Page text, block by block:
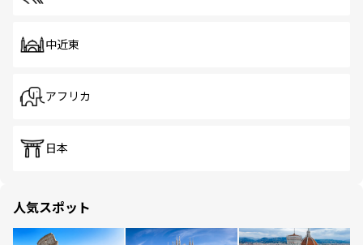
中近東
アフリカ
日本
人気スポット